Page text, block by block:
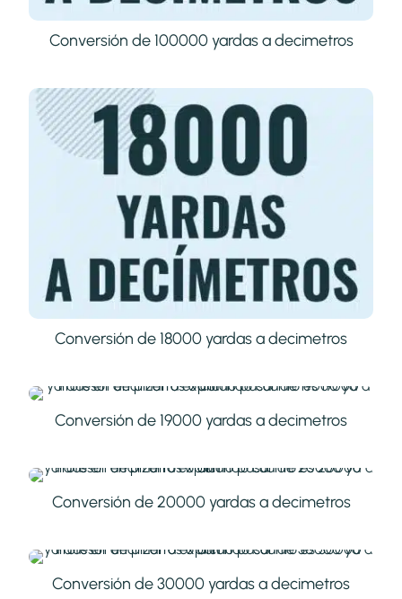
Conversión de 100000 yardas a decimetros
Conversión de 18000 yardas a decimetros
Conversión de 19000 yardas a decimetros
Conversión de 20000 yardas a decimetros
Conversión de 30000 yardas a decimetros